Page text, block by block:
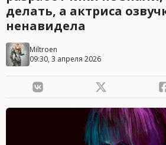
делать, а актриса
ненавидела
Miltroen
09:30, 3 апреля 2026